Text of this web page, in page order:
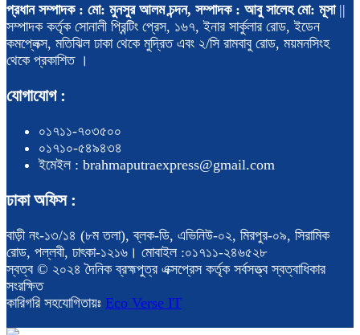
প্রধান সম্পাদক : মো: মুনসুর আলম চন্দন, সম্পাদক : আবু সালেহ মো: মূসা||
সম্পাদক কর্তৃক সোনালী প্রিন্টিং প্রেস, ১৬৭, ইনার সার্কুলার রোড, ইডেন
কমপ্লেক্স, মতিঝিল ঢাকা থেকে মুদ্রিত এবং ২/সি রামবাবু রোড, ময়মনসিংহ
থেকে প্রকাশিত ।
যোগাযোগ :
০১৭১১-৭০৩৫০০
০১৭১০-৫৪৯৪৩৪
ইমেইল : brahmaputraexpress@gmail.com
ঢাকা অফিস :
বাড়ী নং-১৩/১৪ (৮ম তলা), ব্লক-ডি, এভিনিউ-০২, মিরপুর-০৯, সিরামিক
রোড, পল্লবী, ঢাৎকা-১২১৬। মোবাইল :০১৭১১-২৪৬৫২৮
স্বত্ব © ২০২৪ দৈনিক ব্রহ্মপুত্র এক্সপ্রেস কর্তৃক সর্বসত্ত্ব স্বত্বাধিকার
সংরক্ষিত
কারিগরি সহযোগিতায়ঃ Eco Verse IT